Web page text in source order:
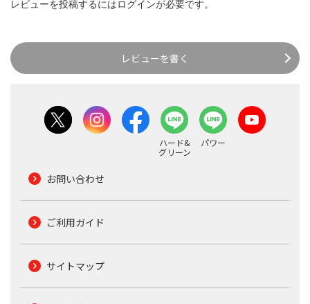
レビューを投稿するにはログインが必要です。
レビューを書く
ハード&
グリーン
パワー
お問い合わせ
ご利用ガイド
サイトマップ